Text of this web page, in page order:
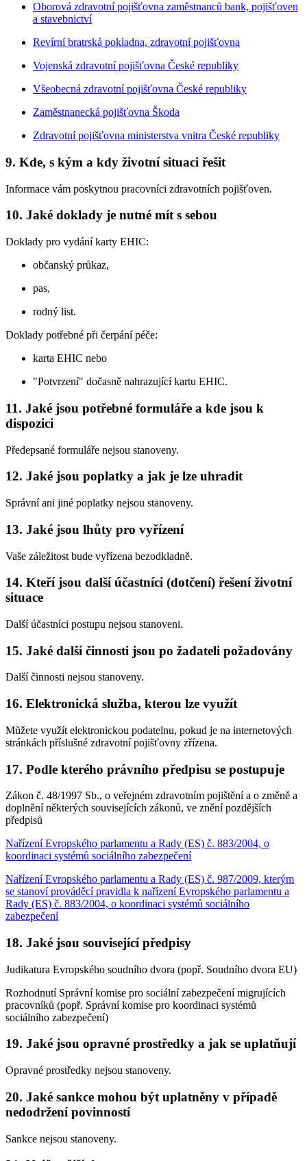
Oborová zdravotní pojišťovna zaměstnanců bank, pojišťoven
a stavebnictví
Revírní bratrská pokladna, zdravotní pojišťovna
Vojenská zdravotní pojišťovna České republiky
Všeobecná zdravotní pojišťovna České republiky
Zaměstnanecká pojišťovna Škoda
Zdravotní pojišťovna ministerstva vnitra České republiky
9. Kde, s kým a kdy životní situaci řešit
Informace vám poskytnou pracovníci zdravotních pojišťoven.
10. Jaké doklady je nutné mít s sebou
Doklady pro vydání karty EHIC:
občanský průkaz,
pas,
rodný list.
Doklady potřebné při čerpání péče:
karta EHIC nebo
"Potvrzení" dočasně nahrazující kartu EHIC.
11. Jaké jsou potřebné formuláře a kde jsou k
dispozici
Předepsané formuláře nejsou stanoveny.
12. Jaké jsou poplatky a jak je lze uhradit
Správní ani jiné poplatky nejsou stanoveny.
13. Jaké jsou lhůty pro vyřízení
Vaše záležitost bude vyřízena bezodkladně.
14. Kteří jsou další účastníci (dotčení) řešení životní
situace
Další účastníci postupu nejsou stanoveni.
15. Jaké další činnosti jsou po žadateli požadovány
Další činnosti nejsou stanoveny.
16. Elektronická služba, kterou lze využít
Můžete využít elektronickou podatelnu, pokud je na internetových
stránkách příslušné zdravotní pojišťovny zřízena.
17. Podle kterého právního předpisu se postupuje
Zákon č. 48/1997 Sb., o veřejném zdravotním pojištění a o změně a
doplnění některých souvisejících zákonů, ve znění pozdějších
předpisů
Nařízení Evropského parlamentu a Rady (ES) č. 883/2004, o
koordinaci systémů sociálního zabezpečení
Nařízení Evropského parlamentu a Rady (ES) č. 987/2009, kterým
se stanoví prováděcí pravidla k nařízení Evropského parlamentu a
Rady (ES) č. 883/2004, o koordinaci systémů sociálního
zabezpečení
18. Jaké jsou související předpisy
Judikatura Evropského soudního dvora (popř. Soudního dvora EU)
Rozhodnutí Správní komise pro sociální zabezpečení migrujících
pracovníků (popř. Správní komise pro koordinaci systémů
sociálního zabezpečení)
19. Jaké jsou opravné prostředky a jak se uplatňují
Opravné prostředky nejsou stanoveny.
20. Jaké sankce mohou být uplatněny v případě
nedodržení povinností
Sankce nejsou stanoveny.